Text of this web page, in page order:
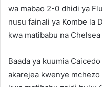
wa mabao 2-0 dhidi ya
nusu fainali ya Kombe la
kwa matibabu na
Baada ya kuumia
akarejea kwenye